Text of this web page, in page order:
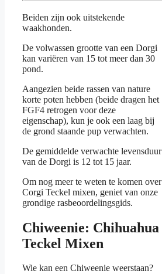
Beiden zijn ook uitstekende
waakhonden.
De volwassen grootte van een Dorgi
kan variëren van 15 tot meer dan 30
pond.
Aangezien beide rassen van nature
korte poten hebben (beide dragen het
FGF4 retrogen voor deze
eigenschap), kun je ook een laag bij
de grond staande pup verwachten.
De gemiddelde verwachte levensduur
van de Dorgi is 12 tot 15 jaar.
Om nog meer te weten te komen over
Corgi Teckel mixen, geniet van onze
grondige rasbeoordelingsgids.
Chiweenie: Chihuahua
Teckel Mixen
Wie kan een Chiweenie weerstaan?